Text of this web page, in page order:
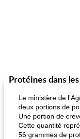
Protéines dans
Le ministère de
deux portions de
Une portion de
Cette quantité
56 grammes de